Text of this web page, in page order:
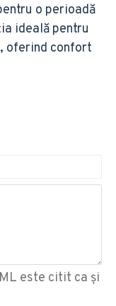
o perioadă
ideală pentru
oferind confort
este citit ca şi